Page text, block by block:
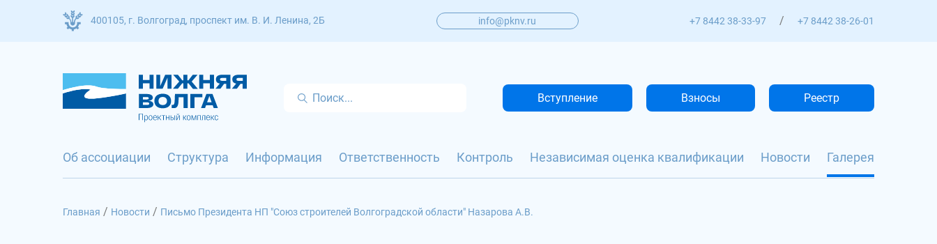
400105, г. Волгоград, проспект им. В. И. Ленина, 2Б info@pknv.ru +7 8442 38-33-97 / +7 8442 38-26-01
Вступление Взносы Реестр
Об ассоциации Структура Информация Ответственность Контроль Независимая оценка квалификации Новости Галерея
Главная / Новости / Письмо Президента НП "Союз строителей Волгоградской области" Назарова А.В.